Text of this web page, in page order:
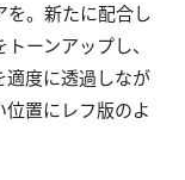
を。新たに配合し
ーンアップし、
適度に透過しなが
置にレフ版のよ